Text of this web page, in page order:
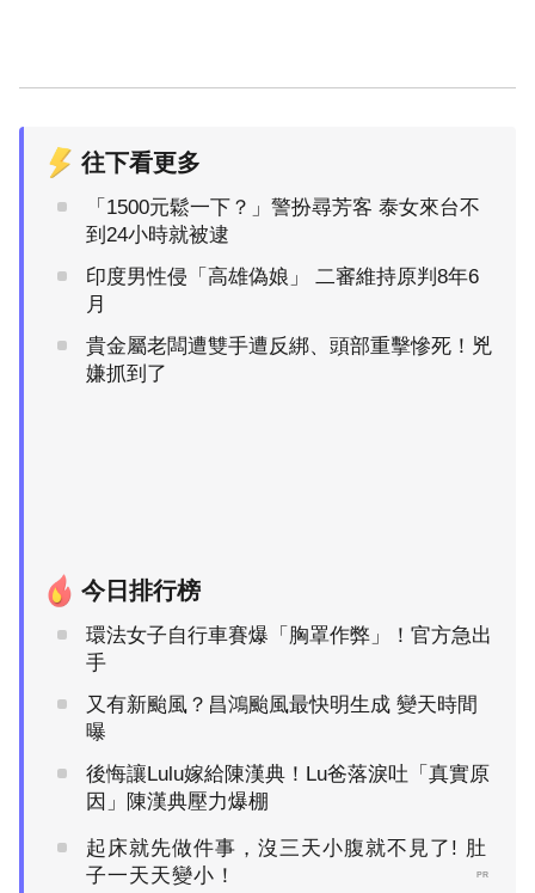
往下看更多
「1500元鬆一下？」警扮尋芳客 泰女來台不
到24小時就被逮
印度男性侵「高雄偽娘」 二審維持原判8年6
月
貴金屬老闆遭雙手遭反綁、頭部重擊慘死！兇
嫌抓到了
今日排行榜
環法女子自行車賽爆「胸罩作弊」！官方急出
手
又有新颱風？昌鴻颱風最快明生成 變天時間
曝
後悔讓Lulu嫁給陳漢典！Lu爸落淚吐「真實原
因」陳漢典壓力爆棚
起床就先做件事，沒三天小腹就不見了! 肚
子一天天變小！
PR